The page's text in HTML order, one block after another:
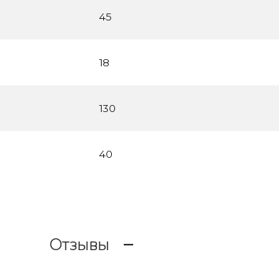
45
18
130
40
Отзывы